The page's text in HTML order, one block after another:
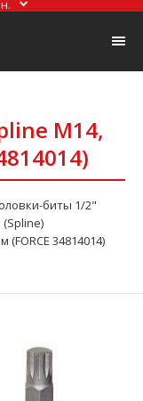
M14,
биты 1/2"
34814014)